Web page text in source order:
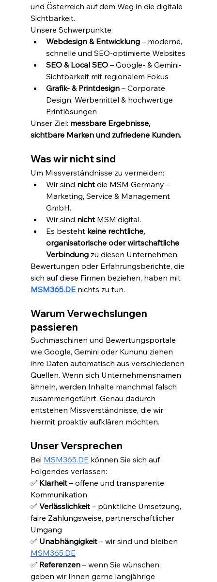
und Österreich auf dem Weg in die digitale
Sichtbarkeit.
Unsere Schwerpunkte:
Webdesign & Entwicklung – moderne,
schnelle und SEO-optimierte Websites
SEO & Local SEO – Google- & Gemini-
Sichtbarkeit mit regionalem Fokus
Grafik- & Printdesign – Corporate
Design, Werbemittel & hochwertige
Printlösungen
Unser Ziel: messbare Ergebnisse,
sichtbare Marken und zufriedene Kunden.
Was wir nicht sind
Um Missverständnisse zu vermeiden:
Wir sind nicht die MSM Germany –
Marketing, Service & Management
GmbH.
Wir sind nicht MSM.digital.
Es besteht keine rechtliche,
organisatorische oder wirtschaftliche
Verbindung zu diesen Unternehmen.
Bewertungen oder Erfahrungsberichte, die
sich auf diese Firmen beziehen, haben mit
MSM365.DE nichts zu tun.
Warum Verwechslungen
passieren
Suchmaschinen und Bewertungsportale
wie Google, Gemini oder Kununu ziehen
ihre Daten automatisch aus verschiedenen
Quellen. Wenn sich Unternehmensnamen
ähneln, werden Inhalte manchmal falsch
zusammengeführt. Genau dadurch
entstehen Missverständnisse, die wir
hiermit proaktiv aufklären möchten.
Unser Versprechen
Bei MSM365.DE können Sie sich auf
Folgendes verlassen:
✅ Klarheit – offene und transparente
Kommunikation
✅ Verlässlichkeit – pünktliche Umsetzung,
faire Zahlungsweise, partnerschaftlicher
Umgang
✅ Unabhängigkeit – wir sind und bleiben
MSM365.DE
✅ Referenzen – wenn Sie wünschen,
geben wir Ihnen gerne langjährige